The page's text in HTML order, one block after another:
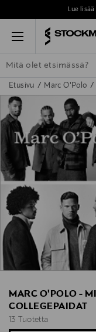
Lue
Menu
ETSI KAIKKI NAISET
Etusivu Marc O'Polo
MARC O'POLO -
COLLEGEPAIDAT
13 Tuotetta